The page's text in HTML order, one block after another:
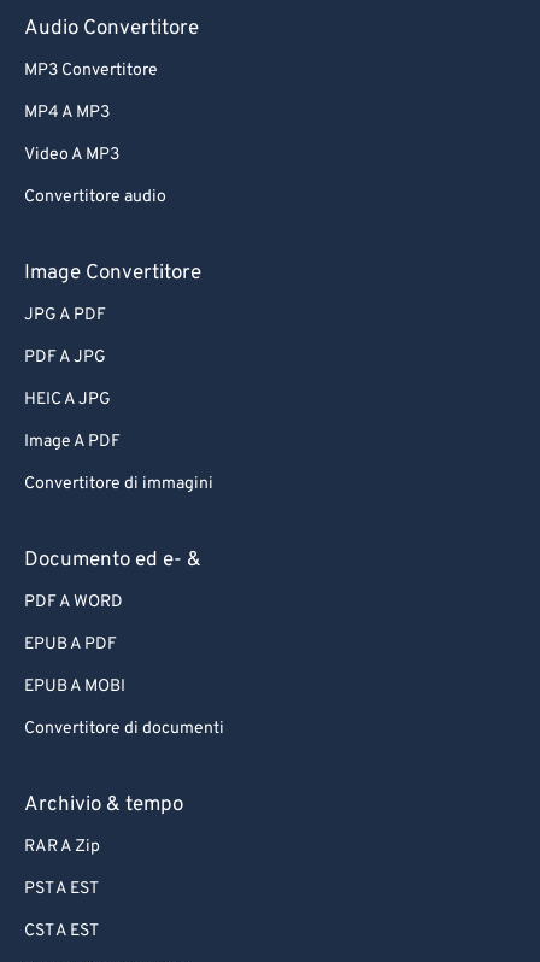
Audio Convertitore
MP3 Convertitore
MP4 A MP3
Video A MP3
Convertitore audio
Image Convertitore
JPG A PDF
PDF A JPG
HEIC A JPG
Image A PDF
Convertitore di immagini
Documento ed e- &
PDF A WORD
EPUB A PDF
EPUB A MOBI
Convertitore di documenti
Archivio & tempo
RAR A Zip
PST A EST
CST A EST